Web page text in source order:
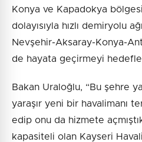
Konya ve Kapadokya
dolayısıyla hızlı demiryolu
Nevşehir-Aksaray-Konya-
de hayata geçirmeyi
Bakan Uraloğlu, “Bu şehre
yaraşır yeni bir havalimanı
edip onu da hizmete
kapasiteli olan Kayseri